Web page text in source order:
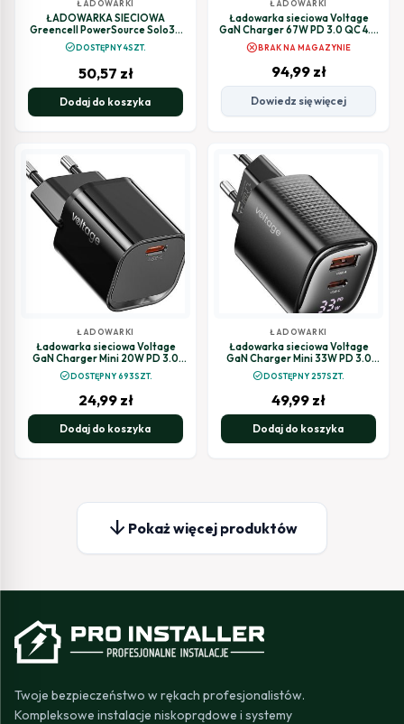
ŁADOWARKI
ŁADOWARKA SIECIOWA
Greencell PowerSource Solo30
30W 1xUSB-C PD 3.0 QC 4.0+
czarna
check_circleDOSTĘPNY 4SZT.
50,57 zł
Dodaj do koszyka
ŁADOWARKI
Ładowarka sieciowa Voltage
GaN Charger 67W PD 3.0 QC 4.0
USB-A 2x USB-C Digital Display
czarna
cancelBRAK NA MAGAZYNIE
94,99 zł
Dowiedz się więcej
ŁADOWARKI
Ładowarka sieciowa Voltage
GaN Charger Mini 20W PD 3.0
QC 3.0 USB-C czarna
check_circleDOSTĘPNY 693SZT.
24,99 zł
Dodaj do koszyka
ŁADOWARKI
Ładowarka sieciowa Voltage
GaN Charger Mini 33W PD 3.0
QC 3.0 USB-A USB-C Digital
Display czarna
check_circleDOSTĘPNY 257SZT.
49,99 zł
Dodaj do koszyka
arrow_downward Pokaż więcej produktów
Twoje bezpieczeństwo w rękach profesjonalistów.
Kompleksowe instalacje niskoprądowe i systemy